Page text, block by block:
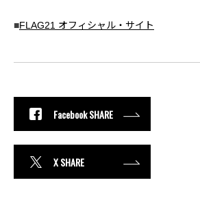
■FLAG21 オフィシャル・サイト
Facebook SHARE
X SHARE